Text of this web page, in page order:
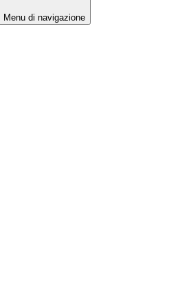
Menu di navigazione